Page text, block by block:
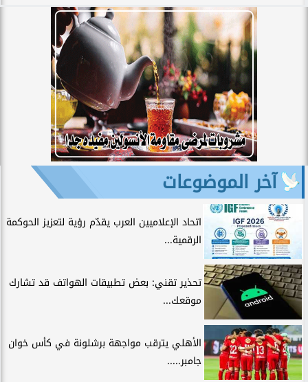
آخر الموضوعات
اتحاد الإعلاميين العرب يقدّم رؤية لتعزيز الحوكمة
الرقمية...
تحذير تقني: بعض تطبيقات الهواتف قد تشارك
موقعك...
الأهلي يترقب مواجهة برشلونة في كأس خوان
جامبر.....